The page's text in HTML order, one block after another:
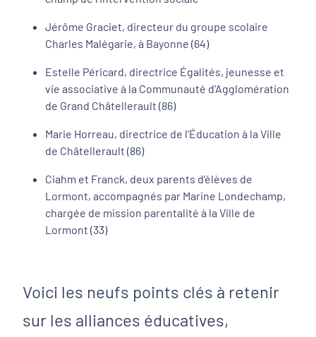
Jérôme Graciet, directeur du groupe scolaire
Charles Malégarie, à Bayonne (64)
Estelle Péricard, directrice Égalités, jeunesse et
vie associative à la Communauté d'Agglomération
de Grand Châtellerault (86)
Marie Horreau, directrice de l'Éducation à la Ville
de Châtellerault (86)
Ciahm et Franck, deux parents d’élèves de
Lormont, accompagnés par Marine Londechamp,
chargée de mission parentalité à la Ville de
Lormont (33)
Voici les neufs points clés à retenir
sur les alliances éducatives,